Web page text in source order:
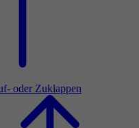
oder Zuklappen